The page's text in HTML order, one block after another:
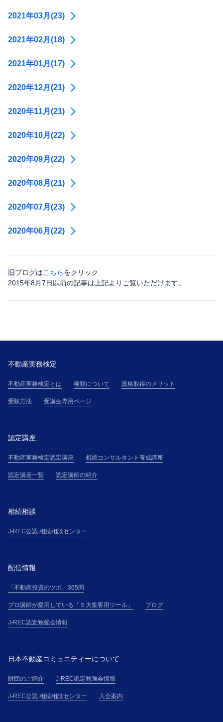
2021年03月(23)
2021年02月(18)
2021年01月(17)
2020年12月(21)
2020年11月(21)
2020年10月(22)
2020年09月(22)
2020年08月(21)
2020年07月(23)
2020年06月(22)
旧ブログはこちらをクリック
2015年8月7日以前の記事は上記よりご覧いただけます。
不動産実務検定
不動産実務検定とは 種類について 資格取得のメリット
受験方法 受講生専用ページ
認定講座
不動産実務検定認定講座 相続コンサルタント養成講座
認定講座一覧 認定講師の紹介
相続相談
J-REC公認 相続相談センター
配信情報
「不動産投資のツボ」365問
プロ講師が愛用している「５大集客用ツール」 ブログ
J-REC認定勉強会情報
日本不動産コミュニティーについて
財団のご紹介 J-REC認定勉強会情報
J-REC公認 相続相談センター 入会案内